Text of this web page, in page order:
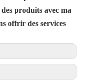
produits avec ma
offrir des services